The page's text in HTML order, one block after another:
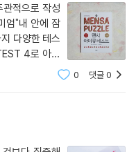
적으로 작성
엄"내 안에 잠
다양한 테스
4로 아이
보았는데 시
보았다.✔️등
0 댓글0